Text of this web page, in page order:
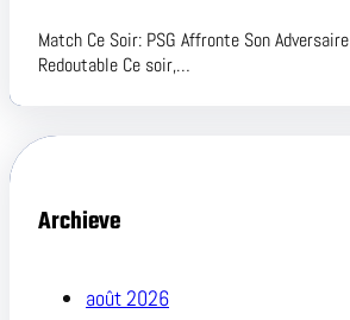
Match Ce Soir: PSG Affronte Son Adversaire
Redoutable Ce soir,…
Archieve
août 2026